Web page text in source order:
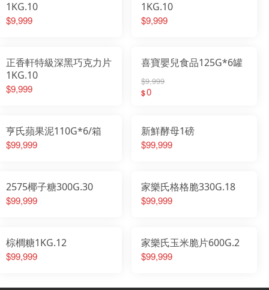
1KG.10
$9,999
1KG.10
$9,999
正香軒特級深黑巧克力片
1KG.10
$9,999
喜寶嬰兒食品125G*6罐
$9,999
$0
亨氏蘋果泥110G*6/箱
$99,999
新鮮酵母1磅
$99,999
2575椰子糖300G.30
$99,999
家樂氏格格脆330G.18
$99,999
棕櫚糖1KG.12
$99,999
家樂氏玉米脆片600G.2
$99,999